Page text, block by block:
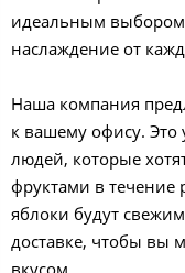
идеальным выбором
наслаждение от
Наша компания
к вашему офису. Это
людей, которые
фруктами в течение
яблоки будут
доставке, чтобы вы
вкусом.